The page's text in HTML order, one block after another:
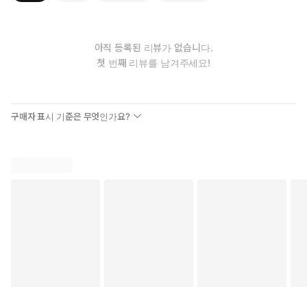
아직 등록된 리뷰가 없습니다.
첫 번째 리뷰를 남겨주세요!
구매자 표시 기준은 무엇인가요?